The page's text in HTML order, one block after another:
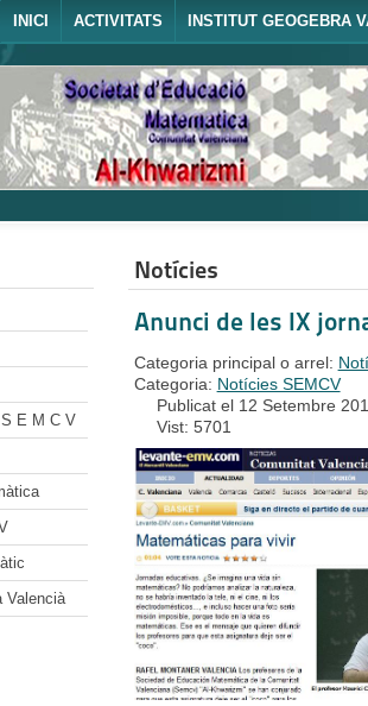
INICI ACTIVITATS INSTITUT GEOGEBRA
E M C V
Valencià
Notícies
Anunci de les IX
Categoria principal o arrel:
Categoria: Notícies SEMCV
Publicat el 12 Setembre
Vist: 5701